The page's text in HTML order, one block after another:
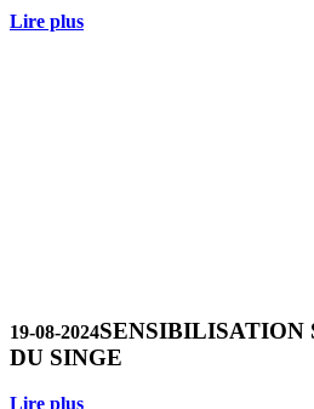
Lire plus
19-08-2024SENSIBILISATION
DU SINGE
Lire plus